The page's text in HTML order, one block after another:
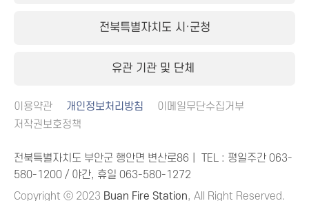
전북특별자치도 시·군청
유관 기관 및 단체
이용약관 개인정보처리방침
이메일무단수집거부
저작권보호정책
전북특별자치도 부안군 행안면 변산로86｜ TEL : 평일주간 063-
580-1200 / 야간, 휴일 063-580-1272
Copyright ⓒ 2023 Buan Fire Station, All Right Reserved.